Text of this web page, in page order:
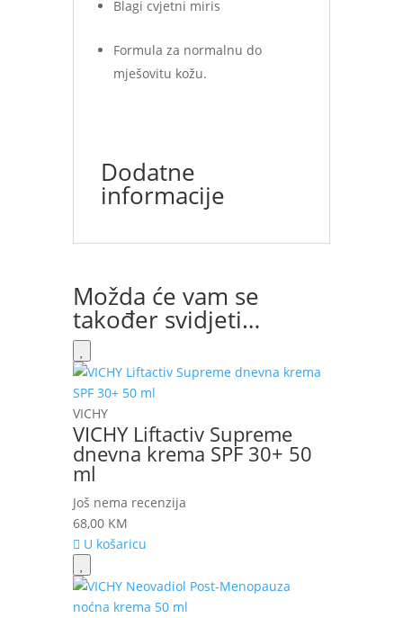
Blagi cvjetni miris
Formula za normalnu do
mješovitu kožu.
Dodatne
informacije
Možda će vam se
također svidjeti…
VICHY
VICHY Liftactiv Supreme
dnevna krema SPF 30+ 50
ml
Još nema recenzija
68,00 KM
U košaricu